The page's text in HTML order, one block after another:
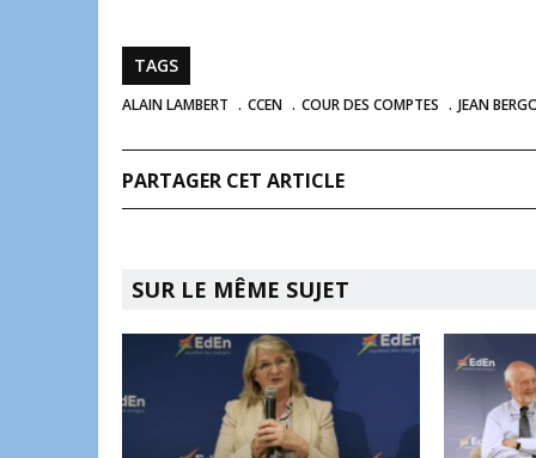
TAGS
ALAIN LAMBERT CCEN COUR DES COMPTES JEAN
PARTAGER CET ARTICLE
SUR LE MÊME SUJET